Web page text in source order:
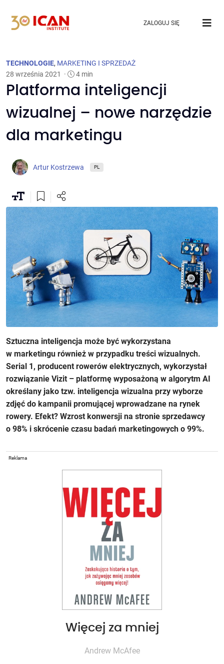
ZALOGUJ SIĘ
TECHNOLOGIE, MARKETING I SPRZEDAŻ
28 września 2021
· 4 min
Platforma inteligencji
wizualnej – nowe narzędzie
dla marketingu
Artur Kostrzewa PL
Sztuczna inteligencja może być wykorzystana
w marketingu również w przypadku treści wizualnych.
Serial 1, producent rowerów elektrycznych, wykorzystał
rozwiązanie Vizit – platformę wyposażoną w algorytm AI
określany jako tzw. inteligencja wizualna przy wyborze
zdjęć do kampanii promującej wprowadzane na rynek
rowery. Efekt? Wzrost konwersji na stronie sprzedawcy
o 98% i skrócenie czasu badań marketingowych o 99%.
Reklama
Więcej za mniej
Andrew McAfee